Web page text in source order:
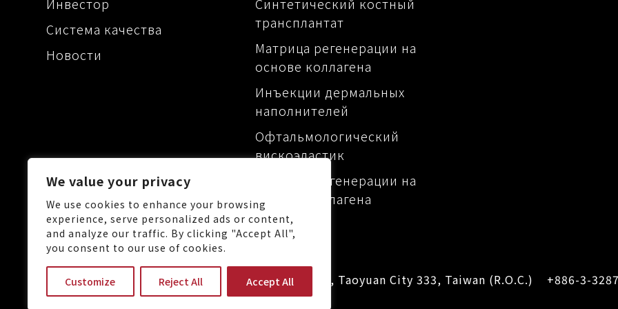
We value your privacy
We use cookies to enhance your browsing
experience, serve personalized ads or content,
and analyze our traffic. By clicking "Accept All",
you consent to our use of cookies.
Customize Reject All Accept All
Система качества
Новости
трансплантат
Матрица регенерации на
основе коллагена
Инъекции дермальных
наполнителей
Офтальмологический
вискоэластик
Матрица регенерации на
основе коллагена
No.88, Keji 1st Rd., Guishan Dist., Taoyuan City 333, Taiwan (R.O.C.) +886-3-